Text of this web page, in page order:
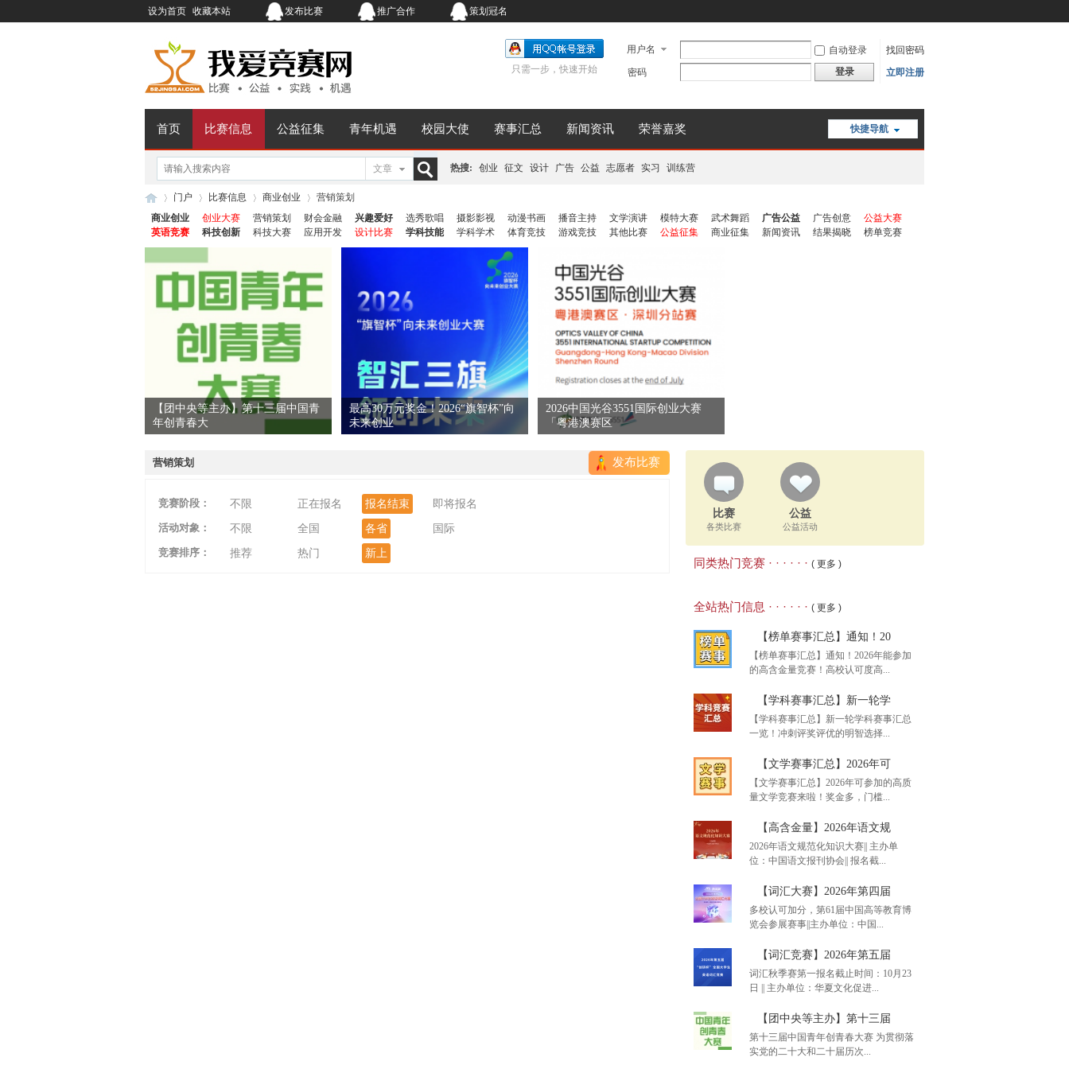
设为首页 收藏本站 发布比赛 推广合作 策划冠名
用户名 自动登录
找回密码
密码
登录 立即注册
只需一步，快速开始
快捷导航
首页 比赛信息 公益征集 青年机遇 校园大使 赛事汇总 新闻资讯 荣誉嘉奖
文章 热搜: 创业 征文 设计 广告 公益 志愿者 实习 训练营
我
爱
›
门户
›
比赛信息 商业创业
营销策划
商业创业
创业大赛 营销策划 财会金融 兴趣爱好 选秀歌唱 摄影影视 动漫书画 播音主持 文学演讲 模特大赛 武术舞蹈 广告公益 广告创意
公益大赛
英语竞赛
科技创新 科技大赛 应用开发 设计比赛 学科技能 学科学术 体育竞技 游戏竞技 其他比赛 公益征集 商业征集 新闻资讯 结果揭晓 榜单竞赛
【团中央等主办】第十三届中国青
年创青春大
最高30万元奖金！2026“旗智杯”向
未来创业
2026中国光谷3551国际创业大赛
「粤港澳赛区
发布比赛
营销策划
竞赛阶段： 不限 正在报名 报名结束
即将报名
活动对象：
不限 全国 各省
国际
竞赛排序：
推荐 热门 新上
比赛
各类比赛
公益
公益活动
同类热门竞赛 · · · · · · ( 更多 )
全站热门信息 · · · · · · ( 更多 )
【榜单赛事汇总】通知！20
【榜单赛事汇总】通知！2026年能参加
的高含金量竞赛！高校认可度高...
【榜单赛事汇总】通知！20
【学科赛事汇总】新一轮学
【学科赛事汇总】新一轮学科赛事汇总
一览！冲刺评奖评优的明智选择...
【学科赛事汇总】新一轮学
【文学赛事汇总】2026年可
【文学赛事汇总】2026年可参加的高质
量文学竞赛来啦！奖金多，门槛...
【文学赛事汇总】2026年可
【高含金量】2026年语文规
2026年语文规范化知识大赛|| 主办单
位：中国语文报刊协会|| 报名截...
【高含金量】2026年语文规
【词汇大赛】2026年第四届
多校认可加分，第61届中国高等教育博
览会参展赛事||主办单位：中国...
【词汇大赛】2026年第四届
【词汇竞赛】2026年第五届
词汇秋季赛第一报名截止时间：10月23
日 || 主办单位：华夏文化促进...
【词汇竞赛】2026年第五届
【团中央等主办】第十三届
第十三届中国青年创青春大赛 为贯彻落
实党的二十大和二十届历次...